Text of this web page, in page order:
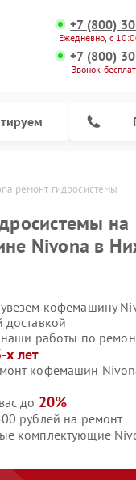
+7 (800)
Ежедневно, с
+7 (800)
Звонок
ремонт гидросистемы
на
Nivona в
кофемашину
доставкой
наши работы по
х лет
кофемашин
до 20%
рублей на ремонт
комплектующие